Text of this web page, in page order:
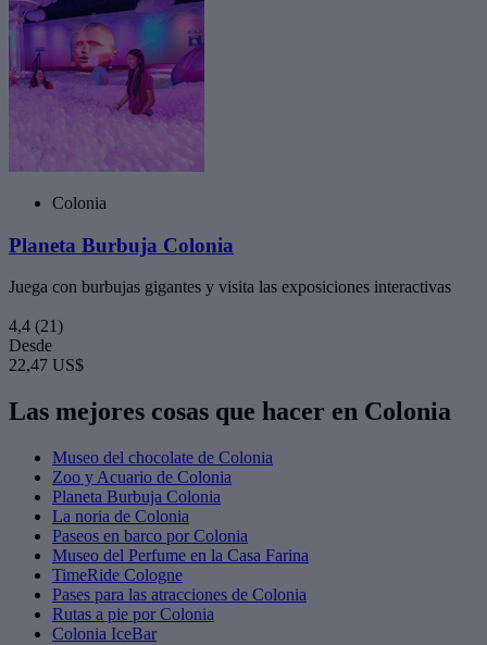
Colonia
Planeta Burbuja Colonia
Juega con burbujas gigantes y visita las exposiciones interactivas
4,4 (21)
Desde
22,47 US$
Las mejores cosas que hacer en Colonia
Museo del chocolate de Colonia
Zoo y Acuario de Colonia
Planeta Burbuja Colonia
La noria de Colonia
Paseos en barco por Colonia
Museo del Perfume en la Casa Farina
TimeRide Cologne
Pases para las atracciones de Colonia
Rutas a pie por Colonia
Colonia IceBar